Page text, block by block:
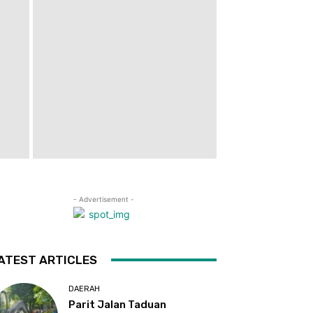
- Advertisement -
ARTICLES
DAERAH
Parit Jalan Taduan